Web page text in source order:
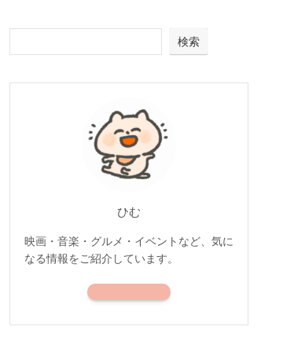
検索
ひむ
映画・音楽・グルメ・イベントなど、気に
なる情報をご紹介しています。